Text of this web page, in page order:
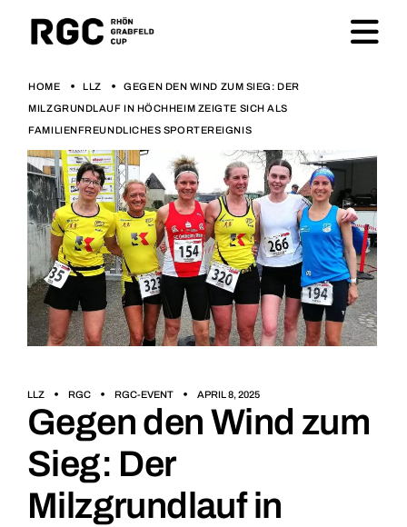
HOME LLZ
GEGEN DEN WIND ZUM SIEG: DER
MILZGRUNDLAUF IN HÖCHHEIM ZEIGTE SICH ALS
FAMILIENFREUNDLICHES SPORTEREIGNIS
LLZ RGC RGC-EVENT APRIL 8, 2025
Gegen den Wind zum
Sieg: Der
Milzgrundlauf in